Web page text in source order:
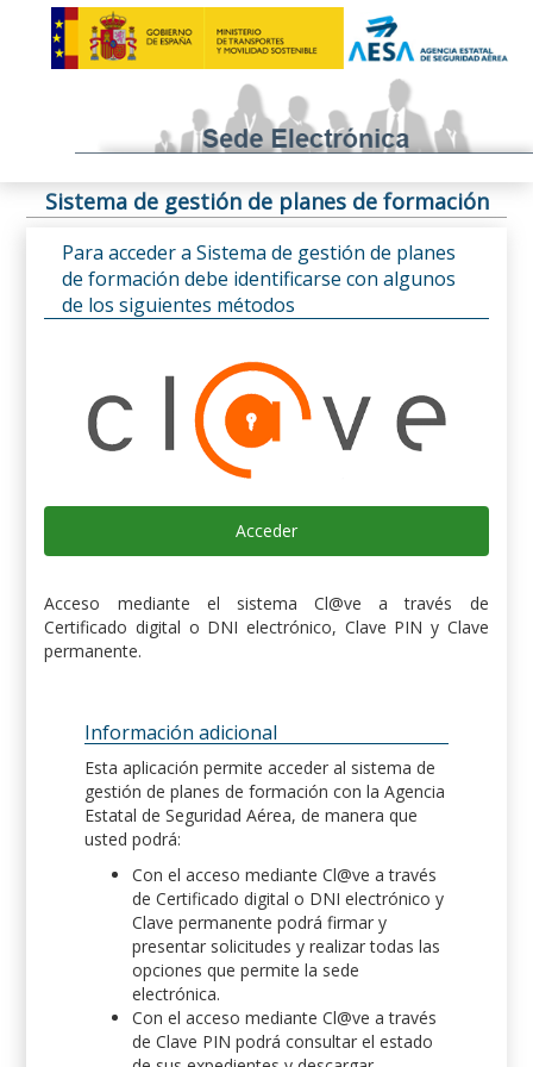
Sistema de gestión de planes de formación
Para acceder a Sistema de gestión de planes
de formación debe identificarse con algunos
de los siguientes métodos
Acceder
Acceso mediante el sistema Cl@ve a través de
Certificado digital o DNI electrónico, Clave PIN y Clave
permanente.
Información adicional
Esta aplicación permite acceder al sistema de
gestión de planes de formación con la Agencia
Estatal de Seguridad Aérea, de manera que
usted podrá:
Con el acceso mediante Cl@ve a través
de Certificado digital o DNI electrónico y
Clave permanente podrá firmar y
presentar solicitudes y realizar todas las
opciones que permite la sede
electrónica.
Con el acceso mediante Cl@ve a través
de Clave PIN podrá consultar el estado